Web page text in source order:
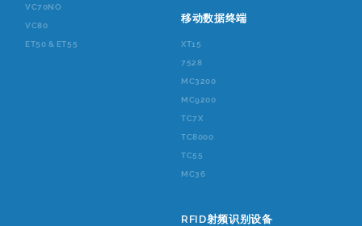
VC70NO
VC80
ET50 & ET55
移动数据终端
XT15
7528
MC3200
MC9200
TC7X
TC8000
TC55
MC36
RFID射频识别设备